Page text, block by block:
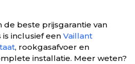
beste prijsgarantie van
inclusief een Vaillant
, rookgasafvoer en
installatie. Meer weten?